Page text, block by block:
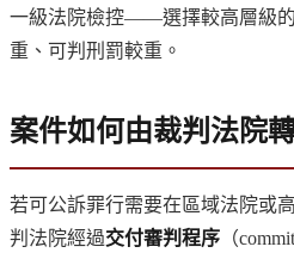
一級法院檢控——選擇較高層級
重、可判刑罰較重。
案件如何由裁判法院
若可公訴罪行需要在區域法院或
判法院經過交付審判程序 （